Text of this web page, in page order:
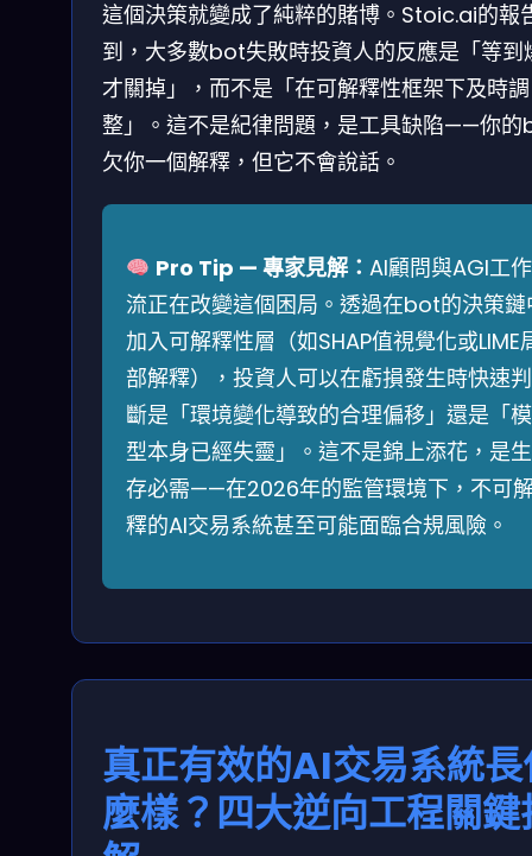
這個決策就變成了純粹的賭博。Stoic.ai的報
到，大多數bot失敗時投資人的反應是「等到
才關掉」，而不是「在可解釋性框架下及時調
整」。這不是紀律問題，是工具缺陷——你
欠你一個解釋，但它不會說話。
Pro Tip — 專家見解： AI顧問與AGI工作
流正在改變這個困局。透過在bot的決策鏈
加入可解釋性層（如SHAP值視覺化或LIME
部解釋），投資人可以在虧損發生時快速判
斷是「環境變化導致的合理偏移」還是「模
型本身已經失靈」。這不是錦上添花，是生
存必需——在2026年的監管環境下，不可
釋的AI交易系統甚至可能面臨合規風險。
真正有效的AI交易系統
麼樣？四大逆向工程關鍵